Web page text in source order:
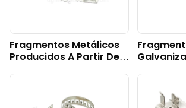
Fragmentos Metálicos
Producidos A Partir De
Preestañada.
Consumo